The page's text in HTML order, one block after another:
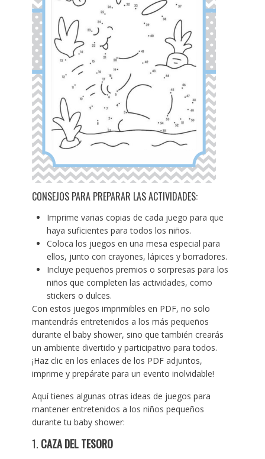
CONSEJOS PARA PREPARAR LAS ACTIVIDADES:
Imprime varias copias de cada juego para que
haya suficientes para todos los niños.
Coloca los juegos en una mesa especial para
ellos, junto con crayones, lápices y borradores.
Incluye pequeños premios o sorpresas para los
niños que completen las actividades, como
stickers o dulces.
Con estos juegos imprimibles en PDF, no solo
mantendrás entretenidos a los más pequeños
durante el baby shower, sino que también crearás
un ambiente divertido y participativo para todos.
¡Haz clic en los enlaces de los PDF adjuntos,
imprime y prepárate para un evento inolvidable!
Aquí tienes algunas otras ideas de juegos para
mantener entretenidos a los niños pequeños
durante tu baby shower:
1. CAZA DEL TESORO